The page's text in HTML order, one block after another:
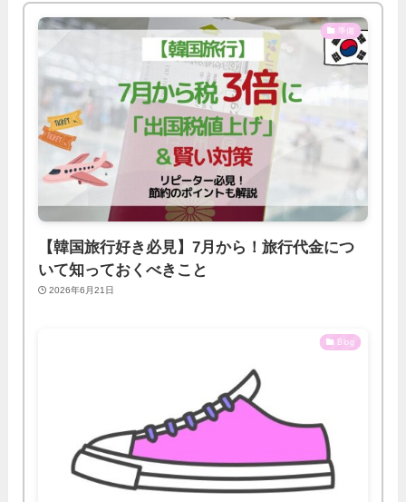
準備
【韓国旅行好き必見】7月から！旅行代金につ
いて知っておくべきこと
2026年6月21日
Blog